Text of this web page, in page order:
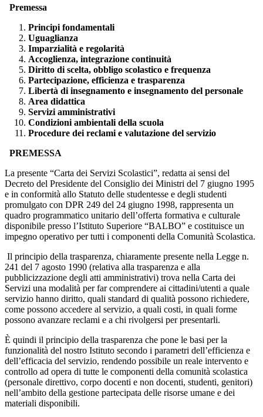
Premessa
Principi fondamentali
Uguaglianza
Imparzialità e regolarità
Accoglienza, integrazione continuità
Diritto di scelta, obbligo scolastico e frequenza
Partecipazione, efficienza e trasparenza
Libertà di insegnamento e insegnamento del personale
Area didattica
Servizi amministrativi
Condizioni ambientali della scuola
Procedure dei reclami e valutazione del servizio
PREMESSA
La presente “Carta dei Servizi Scolastici”, redatta ai sensi del
Decreto del Presidente del Consiglio dei Ministri del 7 giugno 1995
e in conformità allo Statuto delle studentesse e degli studenti
promulgato con DPR 249 del 24 giugno 1998, rappresenta un
quadro programmatico unitario dell’offerta formativa e culturale
disponibile presso l’Istituto Superiore “BALBO” e costituisce un
impegno operativo per tutti i componenti della Comunità Scolastica.
Il principio della trasparenza, chiaramente presente nella Legge n.
241 del 7 agosto 1990 (relativa alla trasparenza e alla
pubblicizzazione degli atti amministrativi) trova nella Carta dei
Servizi una modalità per far comprendere ai cittadini/utenti a quale
servizio hanno diritto, quali standard di qualità possono richiedere,
come possono accedere al servizio, a quali costi, in quali forme
possono avanzare reclami e a chi rivolgersi per presentarli.
È quindi il principio della trasparenza che pone le basi per la
funzionalità del nostro Istituto secondo i parametri dell’efficienza e
dell’efficacia del servizio, rendendo possibile un reale intervento e
controllo ad opera di tutte le componenti della comunità scolastica
(personale direttivo, corpo docenti e non docenti, studenti, genitori)
nell’ambito della gestione partecipata delle risorse umane e dei
materiali disponibili.